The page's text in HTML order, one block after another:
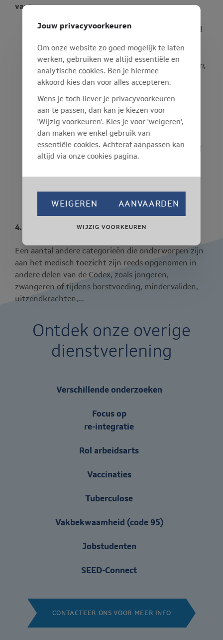
van:
Een identificeerbaar risico voor de gezondheid
blootstelling aan een fysisch, biologisch of
chemisch agens.
Bijvoorbeeld: lawaai, trillingen,
ioniserende straling, kankerverwekkende
stoffen, infectieziekten, chemicaliën.
Een verband tussen de blootstelling aan een
belasting van ergonomische aard of die
verbonden is aan de zwaarte van het werk of
aan een monotoon en tempo-gebonden werk
en een identificeerbaar risico op een fysieke of
mentale werkbelasting.Bijvoorbeeld: manueel
belasting van de werknemer.
4. Andere onderworpenen
Een aantal andere categorieën die onderworpen zijn
aan het medisch toezicht zijn reeds opgenomen in
andere delen van de Codex, zoals jongeren,
zwangeren of tijdens borstvoeding, mindervaliden,
uitzendkrachten,…
Ontdek onze overige
dienstverlening
Verschillende onderzoeken
Focus op
re-integratie
Rol arbeidsarts
Vaccinaties
Tuberculose
Vakbekwaamheid (code 95)
Jobstudenten
SEED-Connect
CONTACTEER ONS VOOR MEER INFO
Jouw privacyvoorkeuren
Om onze website zo goed mogelijk te laten
werken, gebruiken we altijd essentiële en
analytische cookies. Ben je hiermee
akkoord kies dan voor alles accepteren.
Wens je toch liever je privacyvoorkeuren
aan te passen, dan kan je kiezen voor
'Wijzig voorkeuren'. Kies je voor 'weigeren',
dan maken we enkel gebruik van
essentiële cookies. Achteraf aanpassen kan
altijd via onze cookies pagina.
WEIGEREN AANVAARDEN
WIJZIG VOORKEUREN